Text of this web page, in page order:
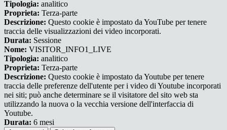
Tipologia: analitico
Proprieta: Terza-parte
Descrizione: Questo cookie è impostato da YouTube per tenere
traccia delle visualizzazioni dei video incorporati.
Durata: Sessione
Nome: VISITOR_INFO1_LIVE
Tipologia: analitico
Proprieta: Terza-parte
Descrizione: Questo cookie è impostato da Youtube per tenere
traccia delle preferenze dell'utente per i video di Youtube incorporati
nei siti; può anche determinare se il visitatore del sito web sta
utilizzando la nuova o la vecchia versione dell'interfaccia di
Youtube.
Durata: 6 mesi